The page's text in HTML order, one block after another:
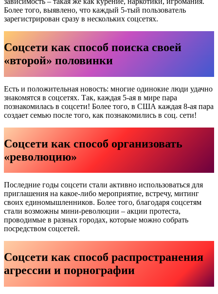
Более того, выявлено, что каждый 5-тый пользователь
зарегистрирован сразу в нескольких соцсетях.
Соцсети как способ поиска своей
«второй» половинки
Есть и положительная новость: многие одинокие люди удачно
знакомятся в соцсетях. Так, каждая 5-ая в мире пара
познакомилась в соцсети! Более того, в США каждая 8-ая пара
создает семью после того, как познакомились в соц. сети!
Соцсети как способ организовать
«революцию»
Последние годы соцсети стали активно использоваться для
приглашения на какое-либо мероприятие, встречу, митинг
своих единомышленников. Более того, благодаря соцсетям
стали возможны мини-революции – акции протеста,
проводимые в разных городах, которые можно собрать
посредством соцсетей.
Соцсети как способ распространения
агрессии и порнографии